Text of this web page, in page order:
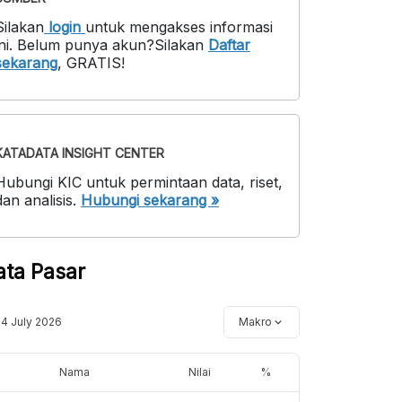
login untuk mengakses informasi
. Belum punya akun?Silakan Daftar
, GRATIS!
INSIGHT CENTER
KIC untuk permintaan data, riset,
analisis. Hubungi sekarang »
Pasar
July 2026 Makro
Nama Nilai %